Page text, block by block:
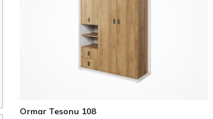
Ormar Tesonu 108